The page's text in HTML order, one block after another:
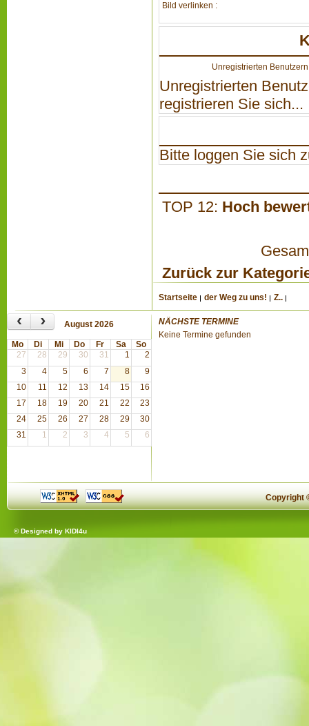
Bild verlinken :
Unregistrierten
Unregistrierten
registrieren Sie sich...
Bitte loggen Sie sich
TOP 12: Hoch
Zurück zur
Startseite der Weg zu uns! Z..
‹ › August 2026
Mo Di Mi Do Fr Sa
So
27
28 29 30 31 1
2
3
4 5 6 7 8
9
10
11 12 13 14 15
16
17
18 19 20 21 22
23
24
25 26 27 28 29
30
31
1 2 3 4 5 6
NÄCHSTE TERMINE
Keine Termine gefunden
Copyright
© Designed by KIDI4u